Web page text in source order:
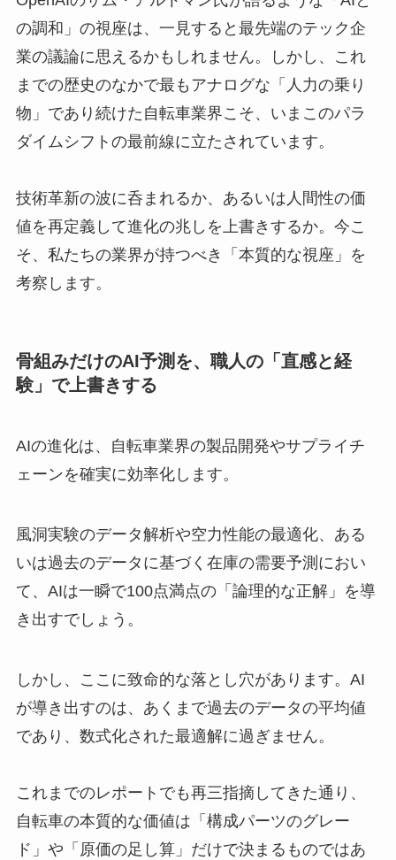
の調和」の視座は、一見すると最先端のテック企
業の議論に思えるかもしれません。しかし、これ
までの歴史のなかで最もアナログな「人力の乗り
物」であり続けた自転車業界こそ、いまこのパラ
ダイムシフトの最前線に立たされています。
技術革新の波に呑まれるか、あるいは人間性の価
値を再定義して進化の兆しを上書きするか。今こ
そ、私たちの業界が持つべき「本質的な視座」を
考察します。
骨組みだけのAI予測を、職人の「直感と経
験」で上書きする
AIの進化は、自転車業界の製品開発やサプライチ
ェーンを確実に効率化します。
風洞実験のデータ解析や空力性能の最適化、ある
いは過去のデータに基づく在庫の需要予測におい
て、AIは一瞬で100点満点の「論理的な正解」を導
き出すでしょう。
しかし、ここに致命的な落とし穴があります。AI
が導き出すのは、あくまで過去のデータの平均値
であり、数式化された最適解に過ぎません。
これまでのレポートでも再三指摘してきた通り、
自転車の本質的な価値は「構成パーツのグレー
ド」や「原価の足し算」だけで決まるものではあ